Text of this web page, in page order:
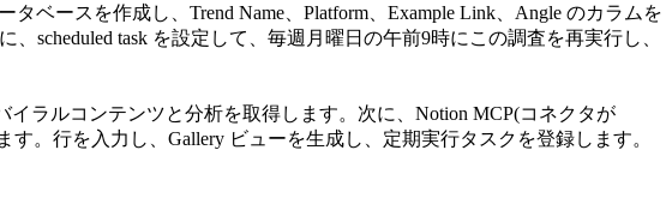
ベースを作成し、Trend Name、Platform、Example Link、Angle のカラムを
、 scheduled task を設定して、毎週月曜日の午前9時にこの調査を再実行し、
ラルコンテンツと分析を取得します。次に、Notion MCP(コネクタが
。行を入力し、Gallery ビューを生成し、定期実行タスクを登録します。